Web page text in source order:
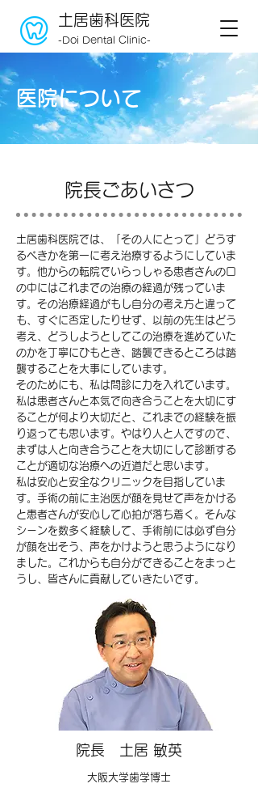
​土居歯科医院
-Doi Dental Clinic-
​医院について
院長ごあいさつ
土居歯科医院では、「その人にとって」どうす
るべきかを第一に考え治療するようにしていま
す。他からの転院でいらっしゃる患者さんの口
の中にはこれまでの治療の経過が残っていま
す。その治療経過がもし自分の考え方と違って
も、すぐに否定したりせず、以前の先生はどう
考え、どうしようとしてこの治療を進めていた
のかを丁寧にひもとき、踏襲できるところは踏
襲することを大事にしています。
そのためにも、私は問診に力を入れています。
私は患者さんと本気で向き合うことを大切にす
ることが何より大切だと、これまでの経験を振
り返っても思います。やはり人と人ですので、
まずは人と向き合うことを大切にして診断する
ことが適切な治療への近道だと思います。
私は安心と安全なクリニックを目指していま
す。手術の前に主治医が顔を見せて声をかける
と患者さんが安心して心拍が落ち着く。そんな
シーンを数多く経験して、手術前には必ず自分
が顔を出そう、声をかけようと思うようになり
ました。これからも自分ができることをまっと
うし、皆さんに貢献していきたいです。
院長 土居 敏英
大阪大学歯学博士